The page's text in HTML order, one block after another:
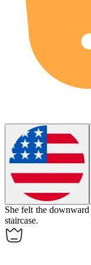
She felt the downward
staircase.